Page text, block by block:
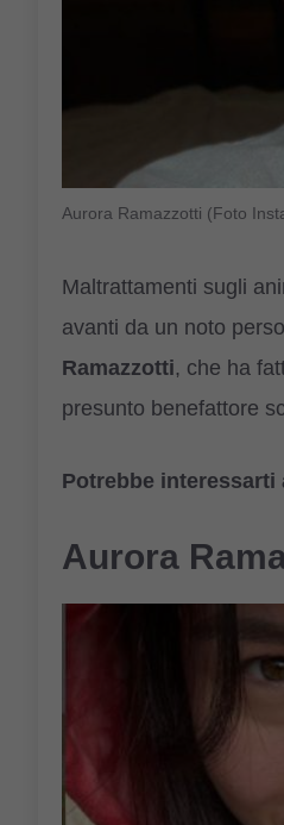
Aurora Ramazzotti (Foto
Maltrattamenti sugli
avanti da un noto
Ramazzotti, che ha
presunto benefattore
Potrebbe interessarti
Aurora